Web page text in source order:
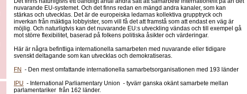
nuvarande EU-systemet. Och det finns redan en mängd andra kanaler, som kan
stärkas och utvecklas. Det är de europeiska ledarnas kollektiva grupptryck och
inverkan från mäktiga lobbyister, som vill få det att framstå som att endast en väg är
möjlig. Och naturligtvis kan det nuvarande EU:s utveckling vändas och till exempel gå
mot större flexibilitet, baserad på folkens politiska åsikter och värderingar.
Här är några befintliga internationella samarbeten med nuvarande eller tidigare
svenskt deltagande som kan utvecklas och demokratiseras.
FN - Den mest omfattande internationella samarbetsorganisationen med 193 länder
IPU - International Parliamentary Union - tyvärr ganska okänt samarbete mellan
parlamentariker från 162 länder.